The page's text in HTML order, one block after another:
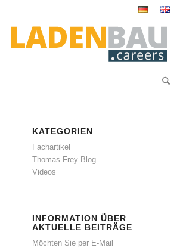
KATEGORIEN
Fachartikel
Thomas Frey Blog
Videos
INFORMATION ÜBER
AKTUELLE BEITRÄGE
Möchten Sie per E-Mail